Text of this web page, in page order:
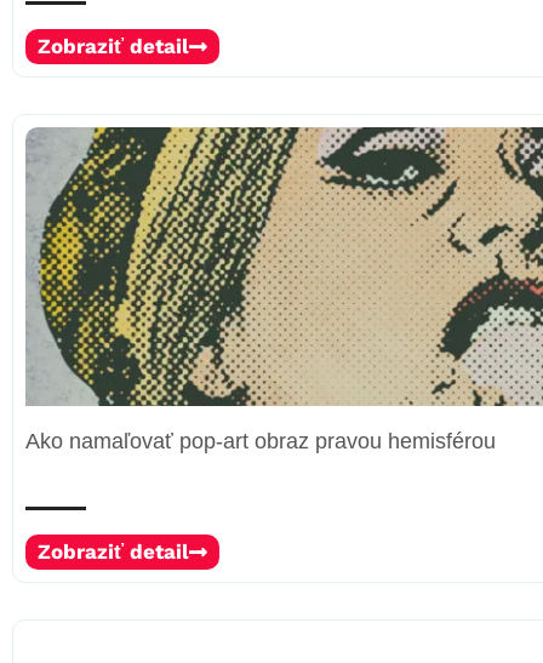
Zobraziť detail
Ako namaľovať pop-art obraz pravou hemisférou
Zobraziť detail